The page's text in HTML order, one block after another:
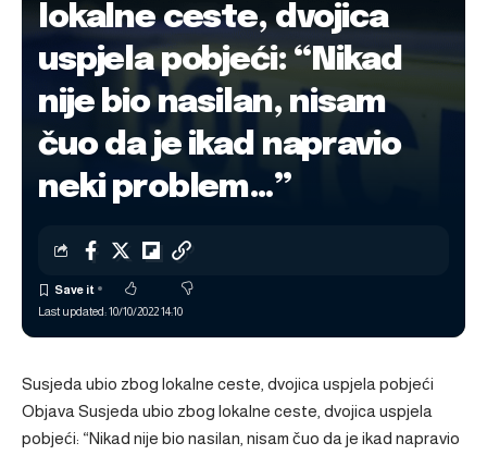
lokalne ceste, dvojica
uspjela pobjeći: “Nikad
nije bio nasilan, nisam
čuo da je ikad napravio
neki problem…”
Last updated: 10/10/2022 14:10
Susjeda ubio zbog lokalne ceste, dvojica uspjela pobjeći
Objava Susjeda ubio zbog lokalne ceste, dvojica uspjela
pobjeći: “Nikad nije bio nasilan, nisam čuo da je ikad napravio